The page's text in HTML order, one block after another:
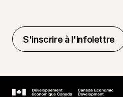
S'inscrire à l'infolettre
S'inscrire à l'infolettre